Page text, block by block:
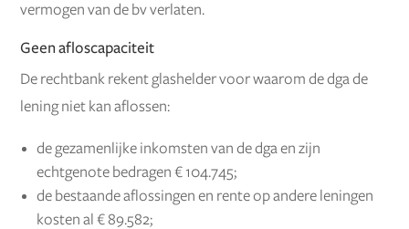
vermogen van de bv verlaten.
Geen afloscapaciteit
De rechtbank rekent glashelder voor waarom de dga de
lening niet kan aflossen:
de gezamenlijke inkomsten van de dga en zijn
echtgenote bedragen € 104.745;
de bestaande aflossingen en rente op andere leningen
kosten al € 89.582;